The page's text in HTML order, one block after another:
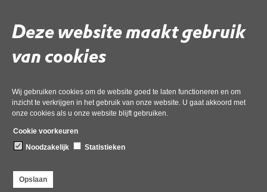
Deze website maakt gebruik
van cookies
Wij gebruiken cookies om de website goed te laten functioneren en om
inzicht te verkrijgen in het gebruik van onze website. U gaat akkoord met
onze cookies als u onze website blijft gebruiken.
Cookie voorkeuren
Noodzakelijk
Statistieken
Opslaan
Deel deze pagina
Dampten 2, 1624 NR Hoorn